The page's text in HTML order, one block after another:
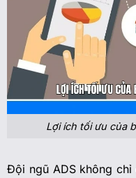
Lợi ích tối ưu của
Đội ngũ ADS không